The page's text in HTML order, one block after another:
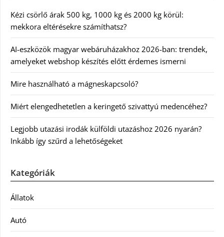
Kézi csörlő árak 500 kg, 1000 kg és 2000 kg körül:
mekkora eltérésekre számíthatsz?
AI-eszközök magyar webáruházakhoz 2026-ban: trendek,
amelyeket webshop készítés előtt érdemes ismerni
Mire használható a mágneskapcsoló?
Miért elengedhetetlen a keringető szivattyú medencéhez?
Legjobb utazási irodák külföldi utazáshoz 2026 nyarán?
Inkább így szűrd a lehetőségeket
Kategóriák
Állatok
Autó